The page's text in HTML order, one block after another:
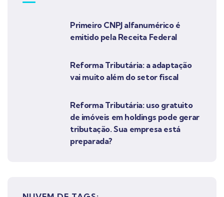
Primeiro CNPJ alfanumérico é
emitido pela Receita Federal
Reforma Tributária: a adaptação
vai muito além do setor fiscal
Reforma Tributária: uso gratuito
de imóveis em holdings pode gerar
tributação. Sua empresa está
preparada?